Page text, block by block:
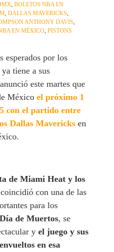
,BOLETOS NBA EN
,DALLAS MAVERICKS
ANTHONY DAVIS
EN MÉXICO ,PISTONS
esperados por los
tiene a sus
este martes que
Méxicoel próximo 1
con el partido entre
Dallas Mavericks en
de Miami Heat y los
coincidió con una de las
para los
Día de Muertos, se
yel juego y sus
en esa